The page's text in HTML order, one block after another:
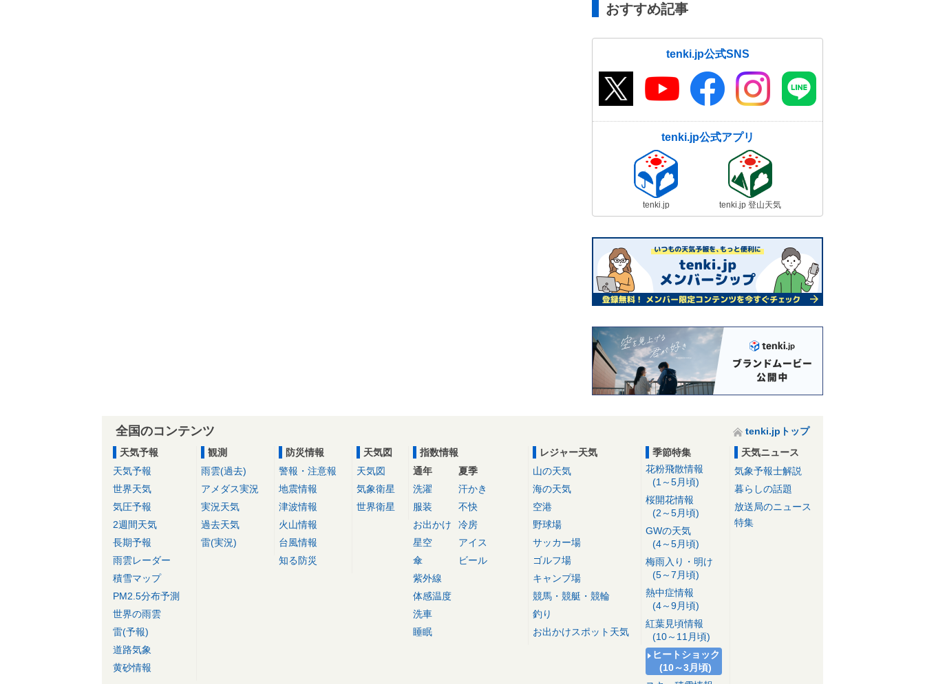
おすすめ記事
tenki.jp公式SNS
tenki.jp公式アプリ
tenki.jp tenki.jp 登山天気
全国のコンテンツ
tenki.jpトップ
天気予報
天気予報
世界天気
気圧予報
2週間天気
長期予報
雨雲レーダー
積雪マップ
PM2.5分布予測
世界の雨雲
雷(予報)
道路気象
黄砂情報
観測
雨雲(過去)
アメダス実況
実況天気
過去天気
雷(実況)
防災情報
警報・注意報
地震情報
津波情報
火山情報
台風情報
知る防災
天気図
天気図
気象衛星
世界衛星
指数情報
通年
洗濯
服装
お出かけ
星空
傘
紫外線
体感温度
洗車
睡眠
夏季
汗かき
不快
冷房
アイス
ビール
レジャー天気
山の天気
海の天気
空港
野球場
サッカー場
ゴルフ場
キャンプ場
競馬・競艇・競輪
釣り
お出かけスポット天気
季節特集
花粉飛散情報
(1～5月頃)
桜開花情報
(2～5月頃)
GWの天気
(4～5月頃)
梅雨入り・明け
(5～7月頃)
熱中症情報
(4～9月頃)
紅葉見頃情報
(10～11月頃)
ヒートショック
(10～3月頃)
天気ニュース
気象予報士解説
暮らしの話題
放送局のニュース
特集